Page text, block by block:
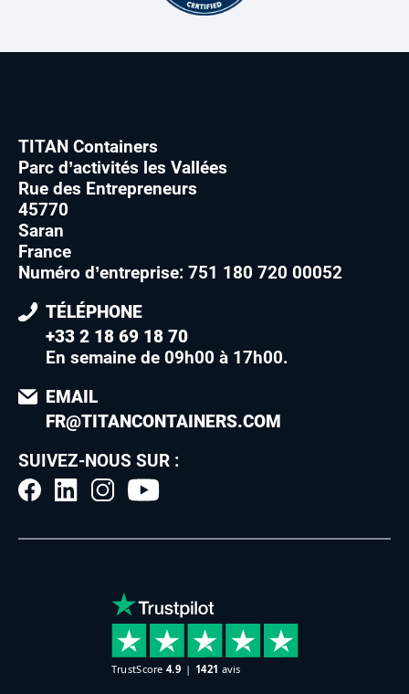
TITAN Containers
Parc d’activités les Vallées
Rue des Entrepreneurs
45770
Saran
France
Numéro d’entreprise: 751 180 720 00052
TÉLÉPHONE
+33 2 18 69 18 70
En semaine de 09h00 à 17h00.
EMAIL
FR@TITANCONTAINERS.COM
SUIVEZ-NOUS SUR :